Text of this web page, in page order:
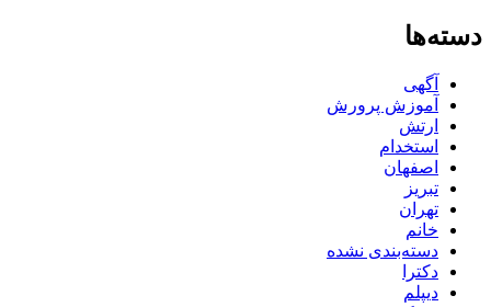
دسته‌ها
آگهی
آموزش پرورش
ارتش
استخدام
اصفهان
تبریز
تهران
خانم
دسته‌بندی نشده
دکترا
دیپلم